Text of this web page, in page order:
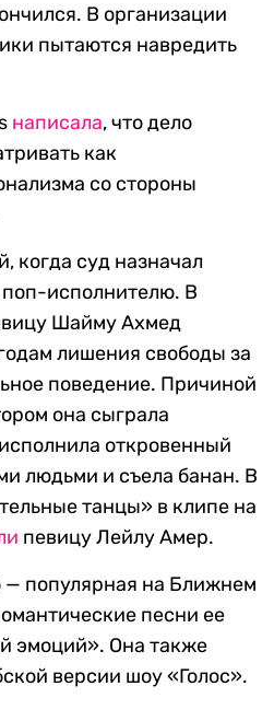
В организации
пытаются навредить
написала, что дело
как
со стороны
когда суд назначал
исполнителю. В
Шайму Ахмед
лишения свободы за
поведение. Причиной
она сыграла
откровенный
людьми и съела банан. В
танцы» в клипе на
певицу Лейлу Амер.
популярная на Ближнем
песни ее
эмоций». Она также
версии шоу «Голос».